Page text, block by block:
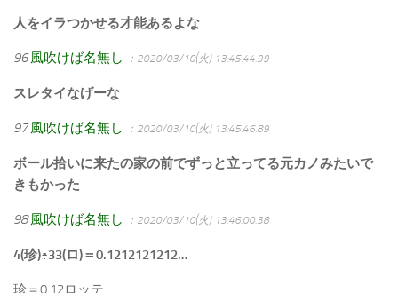
人をイラつかせる才能あるよな
96 風吹けば名無し ：2020/03/10(火) 13:45:44.99
スレタイなげーな
97 風吹けば名無し ：2020/03/10(火) 13:45:46.89
ボール拾いに来たの家の前でずっと立ってる元カノみたいで
きもかった
98 風吹けば名無し ：2020/03/10(火) 13:46:00.38
4(珍)÷33(ロ)＝0.1212121212…
珍＝0.12ロッテ